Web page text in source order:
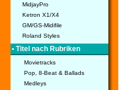
MidjayPro
Ketron X1/X4
GM/GS-Midifile
Roland Styles
• Titel nach Rubriken
Movietracks
Pop, 8-Beat & Ballads
Medleys